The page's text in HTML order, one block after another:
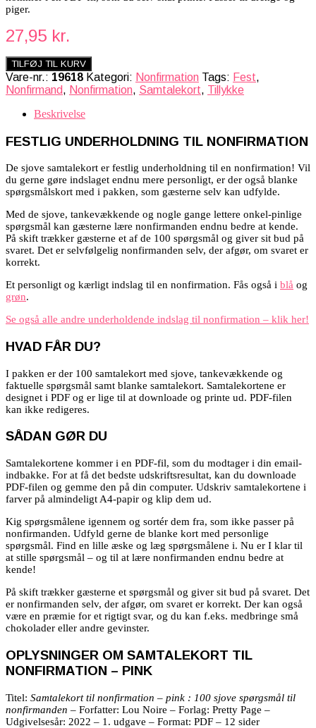
piger.
27,95 kr.
TILFØJ TIL KURV
Vare-nr.: 19618 Kategori: Nonfirmation Tags: Fest,
Nonfirmand, Nonfirmation, Samtalekort, Tillykke
Beskrivelse
FESTLIG UNDERHOLDNING TIL NONFIRMATION
De sjove samtalekort er festlig underholdning til en nonfirmation! Vil
du gerne gøre indslaget endnu mere personligt, er der også blanke
spørgsmålskort med i pakken, som gæsterne selv kan udfylde.
Med de sjove, tankevækkende og nogle gange lettere onkel-pinlige
spørgsmål kan gæsterne lære nonfirmanden endnu bedre at kende.
På skift trækker gæsterne et af de 100 spørgsmål og giver sit bud på
svaret. Det er selvfølgelig nonfirmanden selv, der afgør, om svaret er
korrekt.
Et personligt og kærligt indslag til en nonfirmation. Fås også i blå og
grøn.
Se også alle andre underholdende indslag til nonfirmation – klik her!
HVAD FÅR DU?
I pakken er der 100 samtalekort med sjove, tankevækkende og
faktuelle spørgsmål samt blanke samtalekort. Samtalekortene er
designet i PDF og er lige til at downloade og printe ud. PDF-filen
kan ikke redigeres.
SÅDAN GØR DU
Samtalekortene kommer i en PDF-fil, som du modtager i din email-
indbakke. For at få det bedste udskriftsresultat, kan du downloade
PDF-filen og gemme den på din computer. Udskriv samtalekortene i
farver på almindeligt A4-papir og klip dem ud.
Kig spørgsmålene igennem og sortér dem fra, som ikke passer på
nonfirmanden. Udfyld gerne de blanke kort med personlige
spørgsmål. Find en lille æske og læg spørgsmålene i. Nu er I klar til
at stille spørgsmål – og til at lære nonfirmanden endnu bedre at
kende!
På skift trækker gæsterne et spørgsmål og giver sit bud på svaret. Det
er nonfirmanden selv, der afgør, om svaret er korrekt. Der kan også
være en præmie for et rigtigt svar, og du kan f.eks. medbringe små
chokolader eller andre gevinster.
OPLYSNINGER OM SAMTALEKORT TIL
NONFIRMATION – PINK
Titel: Samtalekort til nonfirmation – pink : 100 sjove spørgsmål til
nonfirmanden – Forfatter: Lou Noire – Forlag: Pretty Page –
Udgivelsesår: 2022 – 1. udgave – Format: PDF – 12 sider